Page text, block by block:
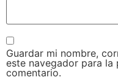
Guardar mi nombre,
este navegador para la
comentario.